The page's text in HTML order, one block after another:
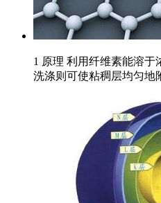
1 原理 利用纤维素能溶
洗涤则可使粘稠层均匀地